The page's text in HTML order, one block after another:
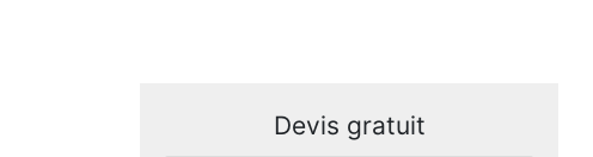
Devis gratuit